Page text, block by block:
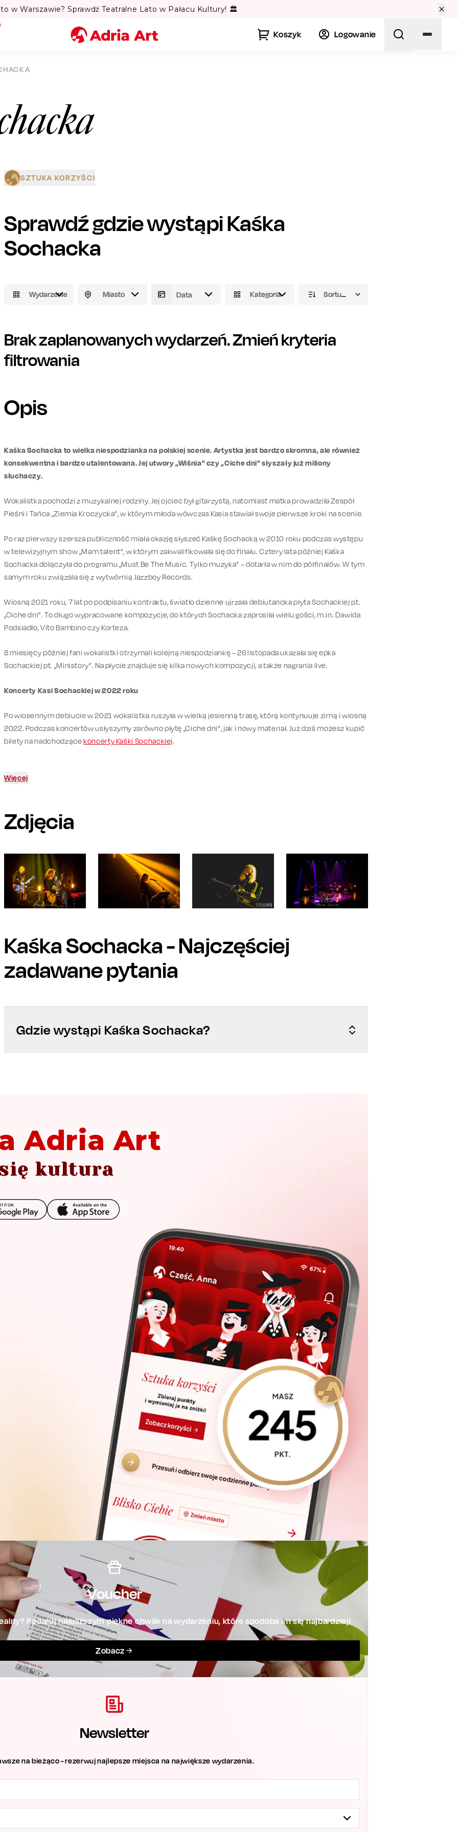
w Warszawie? Sprawdź Teatralne Lato w Pałacu Kultury! 🏛️
Koszyk Logowanie
SZTUKA KORZYŚCI
Sprawdź gdzie wystąpiKaśka
Sochacka
Wydarzenie Miasto Kategoria Sortuj domyślnie
Brak zaplanowanych wydarzeń. Zmień kryteria
filtrowania
Opis
Kaśka Sochacka to wielka niespodzianka na polskiej scenie. Artystka jest bardzo skromna, ale również
konsekwentna i bardzo utalentowana. Jej utwory „Wiśnia” czy „Ciche dni” słyszały już miliony
słuchaczy.
Wokalistka pochodzi z muzykalnej rodziny. Jej ojciec był gitarzystą, natomiast matka prowadziła Zespół
Pieśni i Tańca „Ziemia Kroczycka”, w którym młoda wówczas Kasia stawiał swoje pierwsze kroki na scenie.
Po raz pierwszy szersza publiczność miała okazję słyszeć Kaśkę Sochacką w 2010 roku podczas występu
w telewizyjnym show „Mam talent”, w którym zakwalifikowała się do finału. Cztery lata później Kaśka
Sochacka dołączyła do programu „Must Be The Music. Tylko muzyka” – dotarła w nim do półfinałów. W tym
samym roku związała się z wytwórnią Jazzboy Records.
Wiosną 2021 roku, 7 lat po podpisaniu kontraktu, światło dzienne ujrzała debiutancka płyta Sochackiej pt.
„Ciche dni”. To długo wypracowane kompozycje, do których Sochacka zaprosiła wielu gości, m.in. Dawida
Podsiadło, Vito Bambino czy Korteza.
8 miesięcy później fani wokalistki otrzymali kolejną niespodziankę – 26 listopada ukazała się epka
Sochackiej pt. „Ministory”. Na płycie znajduje się kilka nowych kompozycji, a także nagrania live.
Koncerty Kasi Sochackiej w 2022 roku
Po wiosennym debiucie w 2021 wokalistka ruszyła w wielką jesienną trasę, którą kontynuuje zimą i wiosną
2022. Podczas koncertów usłyszymy zarówno płytę „Ciche dni”, jak i nowy materiał. Już dziś możesz kupić
bilety na nadchodzącekoncerty Kaśki Sochackiej.
Więcej
Zdjęcia
Kaśka Sochacka- Najczęściej
zadawane pytania
Gdzie wystąpi Kaśka Sochacka?
Adria Art
kultura
Voucher
Podaruj najbliższym piękne chwile na wydarzeniu, które spodoba im się najbardziej!
Zobacz
Newsletter
na bieżąco - rezerwuj najlepsze miejsca na największe wydarzenia.